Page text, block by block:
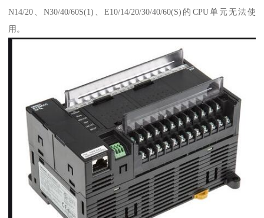
N14/20、N30/40/60S(1)、E10/14/20/30/40/60(S)的CPU单元无法使
用。